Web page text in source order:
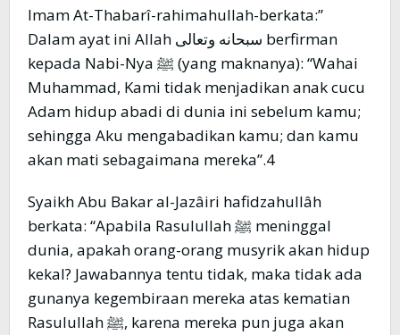
Imam At-Thabarî-rahimahullah-berkata:”
Dalam ayat ini Allah سبحانه وتعالى berfirman
kepada Nabi-Nya ﷺ (yang maknanya): “Wahai
Muhammad, Kami tidak menjadikan anak cucu
Adam hidup abadi di dunia ini sebelum kamu;
sehingga Aku mengabadikan kamu; dan kamu
akan mati sebagaimana mereka”.4
Syaikh Abu Bakar al-Jazâiri hafidzahullâh
berkata: “Apabila Rasulullah ﷺ meninggal
dunia, apakah orang-orang musyrik akan hidup
kekal? Jawabannya tentu tidak, maka tidak ada
gunanya kegembiraan mereka atas kematian
Rasulullah ﷺ, karena mereka pun juga akan